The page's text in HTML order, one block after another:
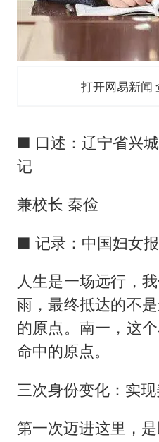
打开网易新闻
■ 口述：辽宁省兴
记
兼校长 秦俭
■ 记录：中国妇女
人生是一场远行，
雨，最终抵达的不
的原点。南一，这
命中的原点。
三次身份变化：实
第一次迈进这里，